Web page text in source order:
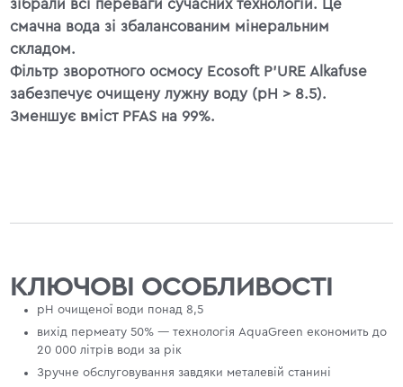
зібрали всі переваги сучасних технологій. Це
смачна вода зі збалансованим мінеральним
складом.
Фільтр зворотного осмосу Ecosoft P'URE Alkafuse
забезпечує очищену лужну воду (pH > 8.5).
Зменшує вміст PFAS на 99%.
КЛЮЧОВІ ОСОБЛИВОСТІ
pH очищеної води понад 8,5
вихід пермеату 50% — технологія AquaGreen економить до
20 000 літрів води за рік
Зручне обслуговування завдяки металевій станині